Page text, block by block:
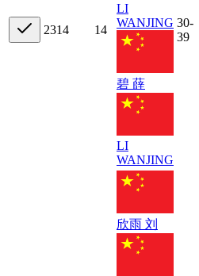
2314 14
LI
WANJING
碧 薛
LI
WANJING
30-
39
欣雨 刘